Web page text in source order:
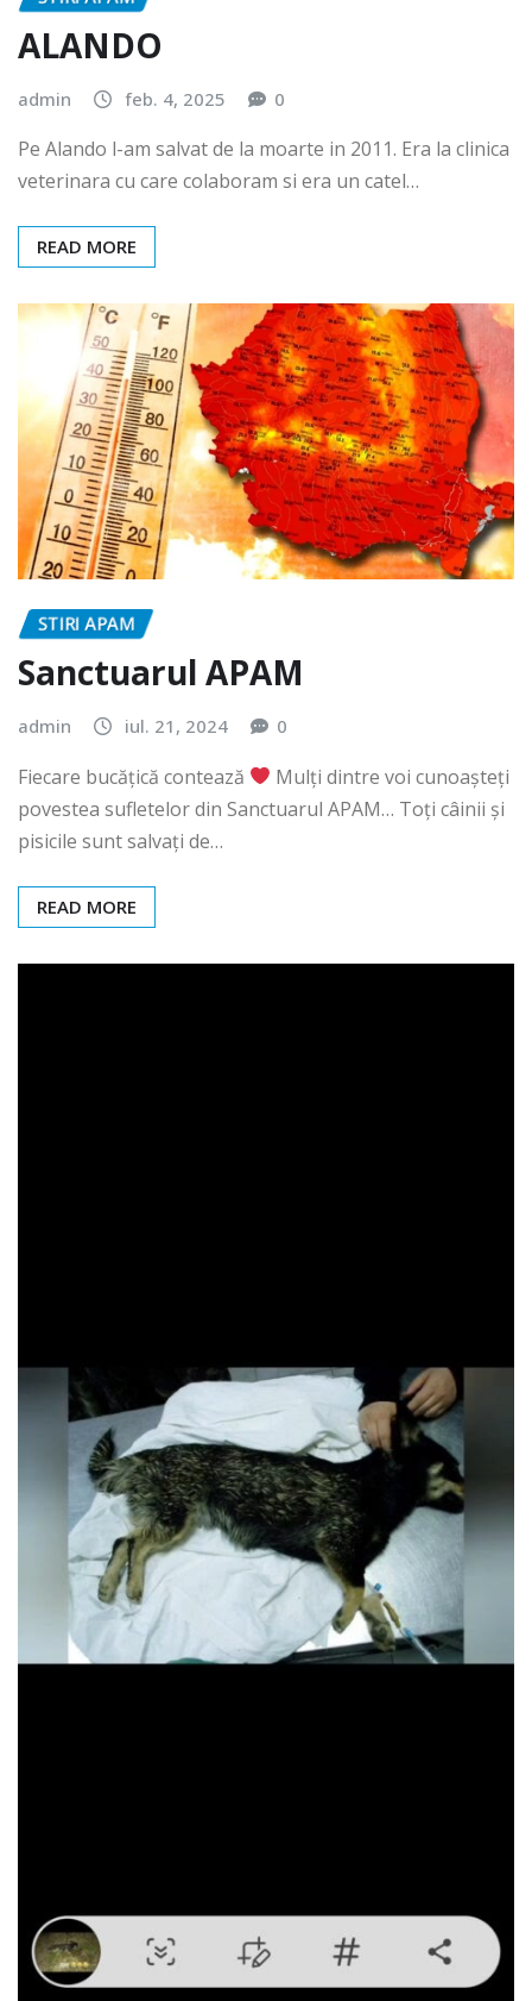
STIRI APAM
ALANDO
admin feb. 4, 2025
Pe Alando l-am salvat de la moarte in 2011. Era la clinica
veterinara cu care colaboram si era un catel…
STIRI APAM
Sanctuarul APAM
admin iul. 21, 2024 0
Fiecare bucățică contează
Mulți dintre voi cunoașteți
povestea sufletelor din Sanctuarul APAM… Toți câinii și
pisicile sunt salvați de…